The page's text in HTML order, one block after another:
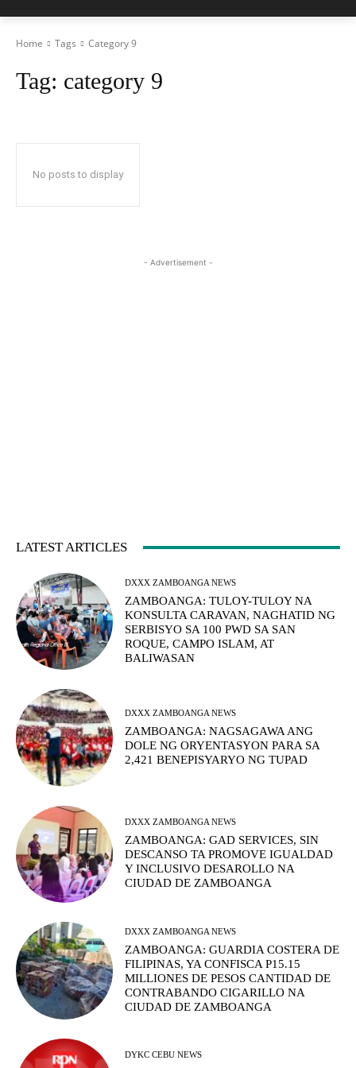
Home Tags Category 9
Tag: category 9
No posts to display
- Advertisement -
LATEST ARTICLES
DXXX ZAMBOANGA NEWS
ZAMBOANGA: TULOY-TULOY NA
KONSULTA CARAVAN, NAGHATID NG
SERBISYO SA 100 PWD SA SAN
ROQUE, CAMPO ISLAM, AT
BALIWASAN
DXXX ZAMBOANGA NEWS
ZAMBOANGA: NAGSAGAWA ANG
DOLE NG ORYENTASYON PARA SA
2,421 BENEPISYARYO NG TUPAD
DXXX ZAMBOANGA NEWS
ZAMBOANGA: GAD SERVICES, SIN
DESCANSO TA PROMOVE IGUALDAD
Y INCLUSIVO DESAROLLO NA
CIUDAD DE ZAMBOANGA
DXXX ZAMBOANGA NEWS
ZAMBOANGA: GUARDIA COSTERA DE
FILIPINAS, YA CONFISCA P15.15
MILLIONES DE PESOS CANTIDAD DE
CONTRABANDO CIGARILLO NA
CIUDAD DE ZAMBOANGA
DYKC CEBU NEWS